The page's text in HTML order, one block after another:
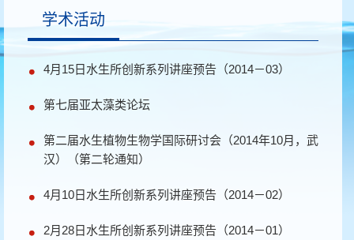
学术活动
4月15日水生所创新系列讲座预告（2014－03）
第七届亚太藻类论坛
第二届水生植物生物学国际研讨会（2014年10月，武
汉）（第二轮通知）
4月10日水生所创新系列讲座预告（2014－02）
2月28日水生所创新系列讲座预告（2014－01）